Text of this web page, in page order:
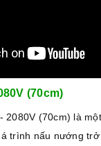
(70cm)
2080V (70cm) là
trình nấu nướng